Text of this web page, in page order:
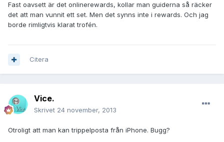
Fast oavsett är det onlinerewards, kollar man guiderna så räcker
det att man vunnit ett set. Men det synns inte i rewards. Och jag
borde rimligtvis klarat trofén.
Citera
Vice.
Skrivet 24 november, 2013
Otroligt att man kan trippelposta från iPhone. Bugg?